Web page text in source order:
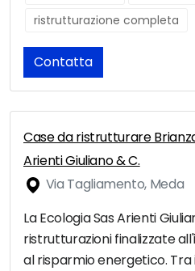
ristrutturazione completa
Contatta
Case da ristrutturare
Arienti Giuliano & C.
Via Tagliamento, Meda
La Ecologia Sas Arienti
ristrutturazioni finalizzate
al risparmio energetico. Tra